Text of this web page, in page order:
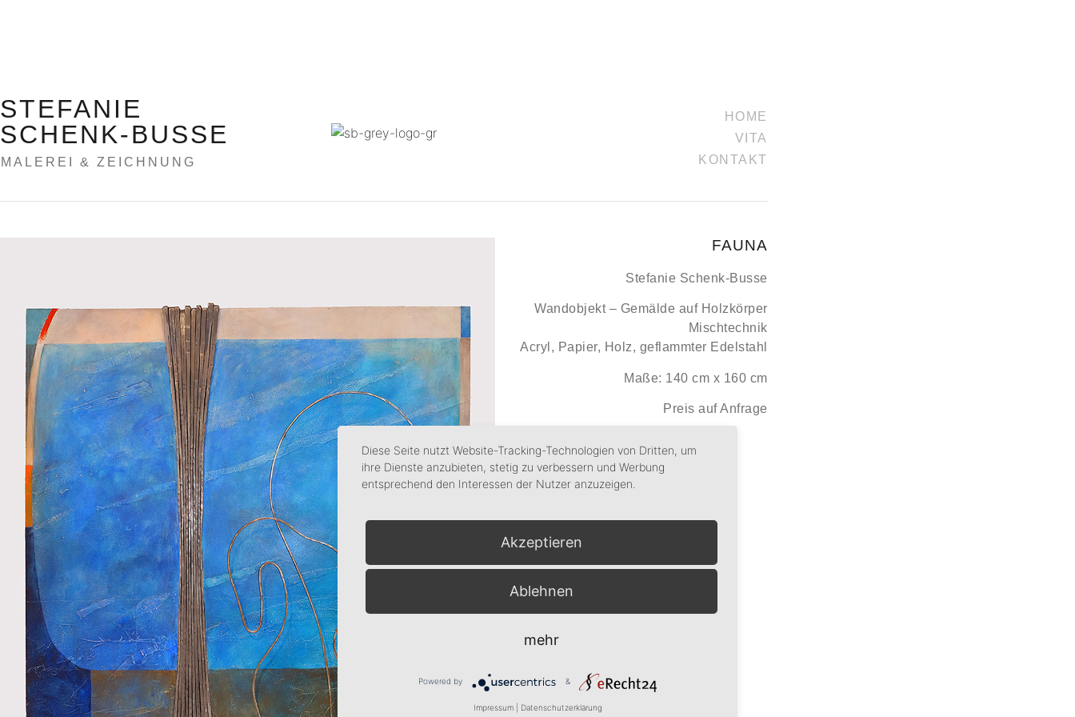
STEFANIE
SCHENK-BUSSE
MALEREI & ZEICHNUNG
HOME
VITA
KONTAKT
FAUNA
Stefanie Schenk-Busse
Wandobjekt – Gemälde auf Holzkörper
Mischtechnik
Acryl, Papier, Holz, geflammter Edelstahl
Maße: 140 cm x 160 cm
Preis auf Anfrage
Diese Seite nutzt Website-Tracking-Technologien von Dritten, um
ihre Dienste anzubieten, stetig zu verbessern und Werbung
entsprechend den Interessen der Nutzer anzuzeigen.
Akzeptieren
Ablehnen
mehr
Powered by &
Impressum Datenschutzerklärung